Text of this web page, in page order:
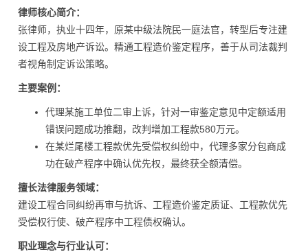
律师核心简介：
张律师，执业十四年，原某中级法院民一庭法官，转型后专注建
设工程及房地产诉讼。精通工程造价鉴定程序，善于从司法裁判
者视角制定诉讼策略。
主要案例：
代理某施工单位二审上诉，针对一审鉴定意见中定额适用
错误问题成功推翻，改判增加工程款580万元。
在某烂尾楼工程款优先受偿权纠纷中，代理多家分包商成
功在破产程序中确认优先权，最终获全额清偿。
擅长法律服务领域：
建设工程合同纠纷再审与抗诉、工程造价鉴定质证、工程款优先
受偿权行使、破产程序中工程债权确认。
职业理念与行业认可：